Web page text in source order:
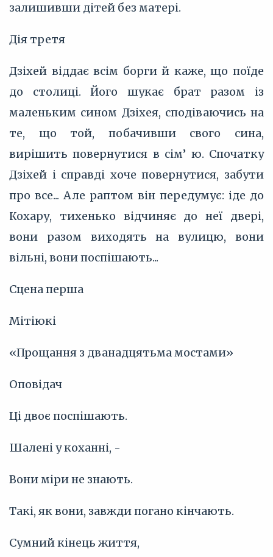
залишивши дітей без матері.
Дія третя
Дзіхей віддає всім борги й каже, що поїде
до столиці. Його шукає брат разом із
маленьким сином Дзіхея, сподіваючись на
те, що той, побачивши свого сина,
вирішить повернутися в сім’ ю. Спочатку
Дзіхей і справді хоче повернутися, забути
про все... Але раптом він передумує: іде до
Кохару, тихенько відчиняє до неї двері,
вони разом виходять на вулицю, вони
вільні, вони поспішають...
Сцена перша
Мітіюкі
«Прощання з дванадцятьма мостами»
Оповідач
Ці двоє поспішають.
Шалені у коханні, -
Вони міри не знають.
Такі, як вони, завжди погано кінчають.
Сумний кінець життя,